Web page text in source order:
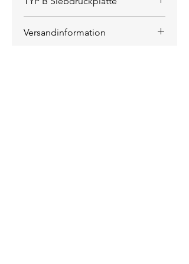
OSB Platte
Versandinformation